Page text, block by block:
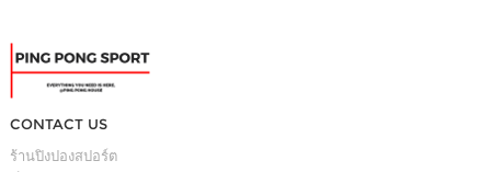
CONTACT US
ร้านปิงปองสปอร์ต